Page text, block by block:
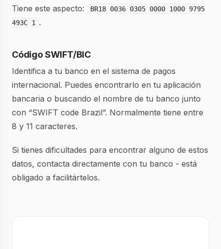
Tiene este aspecto:
BR18 0036 0305 0000 1000 9795
493C 1
.
Código SWIFT/BIC
Identifica a tu banco en el sistema de pagos
internacional. Puedes encontrarlo en tu aplicación
bancaria o buscando el nombre de tu banco junto
con “SWIFT code Brazil”. Normalmente tiene entre
8 y 11 caracteres.
Si tienes dificultades para encontrar alguno de estos
datos, contacta directamente con tu banco - está
obligado a facilitártelos.